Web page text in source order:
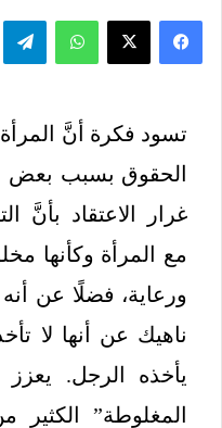
تسود فكرة أنَّ
الحقوق بسبب بعض
غرار الاعتقاد بأنَّ
مع المرأة وكأنها
ورعاية، فضلًا عن
ناهيك عن أنها لا
يأخذه الرجل.
المغلوطة” الكثير